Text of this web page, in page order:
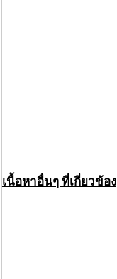
เนื้อหาอื่นๆ ที่เกี่ยวข้อง